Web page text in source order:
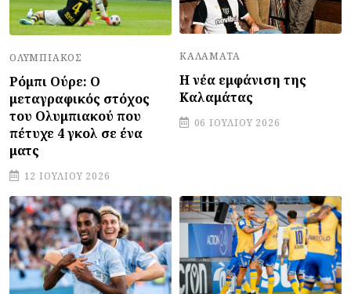
ΟΛΥΜΠΙΑΚΌΣ
Ρόμπι Ούρε: Ο
μεταγραφικός στόχος
του Ολυμπιακού που
πέτυχε 4 γκολ σε ένα
ματς
12 ΙΟΥΛΊΟΥ 2026
ΚΑΛΑΜΆΤΑ
Η νέα εμφάνιση της
Καλαμάτας
06 ΙΟΥΛΊΟΥ 2026